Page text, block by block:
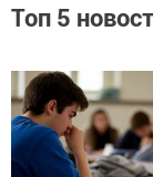
Топ 5